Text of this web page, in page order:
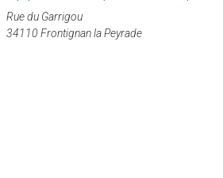
Rue du Garrigou
34110 Frontignan la Peyrade